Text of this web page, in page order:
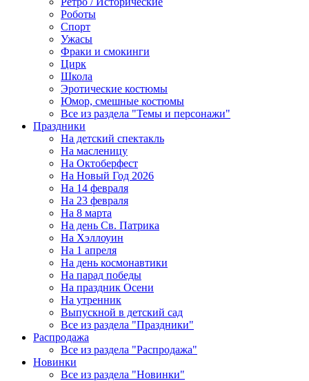
Роботы
Спорт
Ужасы
Фраки и смокинги
Цирк
Школа
Эротические костюмы
Юмор, смешные костюмы
Все из раздела "Темы и персонажи"
Праздники
На детский спектакль
На масленицу
На Октоберфест
На Новый Год 2026
На 14 февраля
На 23 февраля
На 8 марта
На день Св. Патрика
На Хэллоуин
На 1 апреля
На день космонавтики
На парад победы
На праздник Осени
На утренник
Выпускной в детский сад
Все из раздела "Праздники"
Распродажа
Все из раздела "Распродажа"
Новинки
Все из раздела "Новинки"